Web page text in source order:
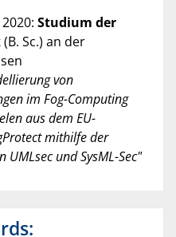
Studium der
(B. Sc.) an der
von
im Fog-Computing
aus dem EU-
mithilfe der
und SysML-Sec"